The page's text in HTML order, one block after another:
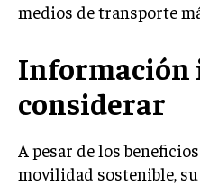
medios de transporte
Información
considerar
A pesar de los
movilidad sostenible,